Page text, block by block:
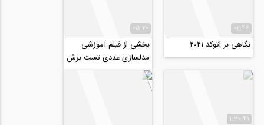
02:46
نگاهی بر اتوکد ۲۰۲۱
05:20
بخشی از فیلم آموزشی
مدلسازی عددی تست برش
مستقیم خاک و تاثیر تزریق
دوغاب...
1:30:41